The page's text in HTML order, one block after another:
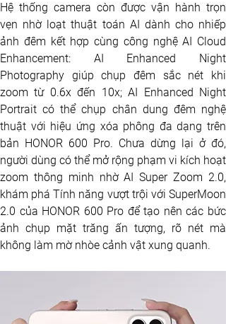
Hệ thống camera còn được vận hành trọn
vẹn nhờ loạt thuật toán AI dành cho nhiếp
ảnh đêm kết hợp cùng công nghệ AI Cloud
Enhancement: AI Enhanced Night
Photography giúp chụp đêm sắc nét khi
zoom từ 0.6x đến 10x; AI Enhanced Night
Portrait có thể chụp chân dung đêm nghệ
thuật với hiệu ứng xóa phông đa dạng trên
bản HONOR 600 Pro. Chưa dừng lại ở đó,
người dùng có thể mở rộng phạm vi kích hoạt
zoom thông minh nhờ AI Super Zoom 2.0,
khám phá Tính năng vượt trội với SuperMoon
2.0 của HONOR 600 Pro để tạo nên các bức
ảnh chụp mặt trăng ấn tượng, rõ nét mà
không làm mờ nhòe cảnh vật xung quanh.